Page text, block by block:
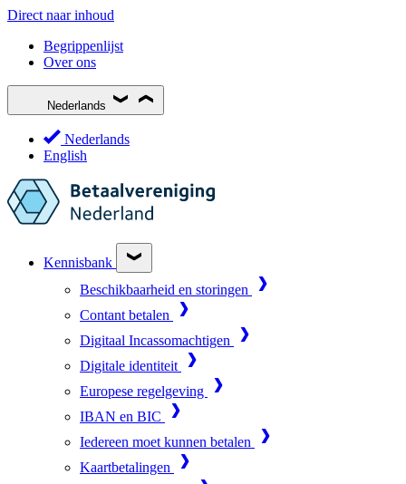
Direct naar inhoud
Begrippenlijst
Over ons
Nederlands
Nederlands
English
Kennisbank
Beschikbaarheid en storingen
Contant betalen
Digitaal Incassomachtigen
Digitale identiteit
Europese regelgeving
IBAN en BIC
Iedereen moet kunnen betalen
Kaartbetalingen